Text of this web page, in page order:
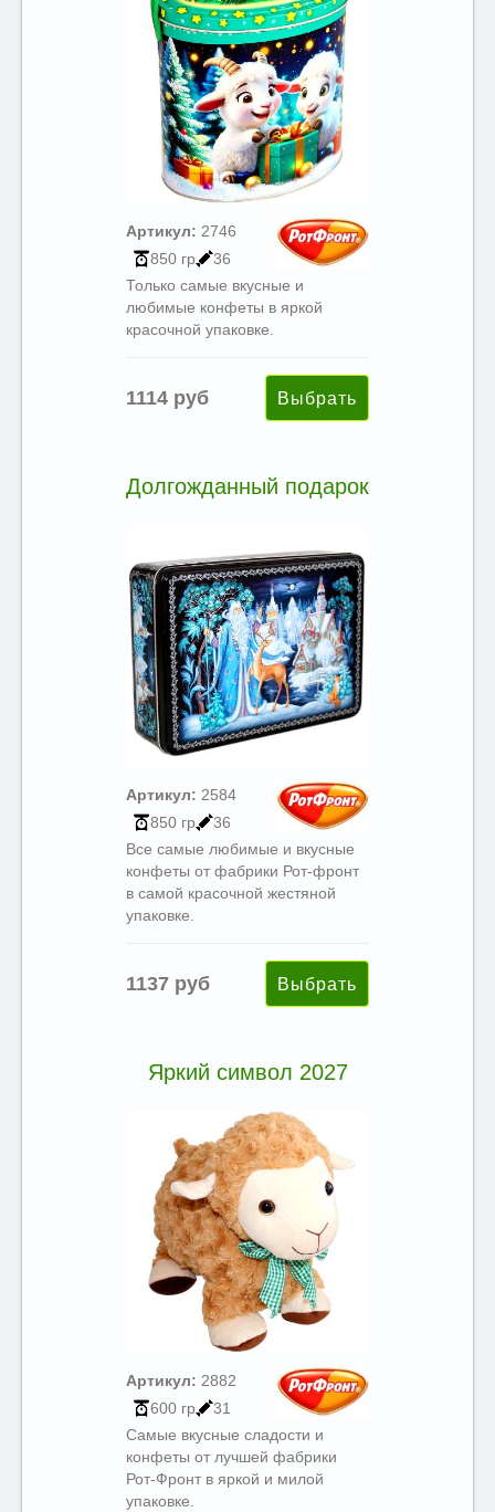
Артикул: 2746
850 гр
36
Только самые вкусные и
любимые конфеты в яркой
красочной упаковке.
1114 руб
Долгожданный подарок
Артикул: 2584
850 гр
36
Все самые любимые и вкусные
конфеты от фабрики Рот-фронт
в самой красочной жестяной
упаковке.
1137 руб
Яркий символ 2027
Артикул: 2882
600 гр
31
Самые вкусные сладости и
конфеты от лучшей фабрики
Рот-Фронт в яркой и милой
упаковке.